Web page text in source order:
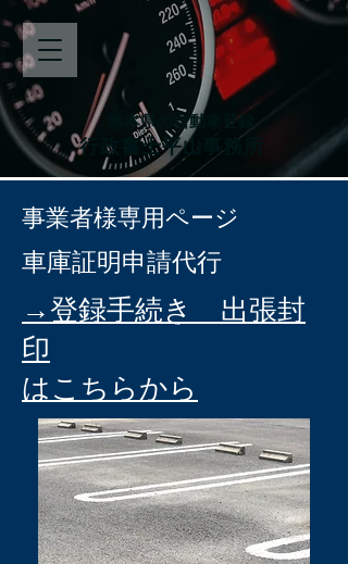
熊本県の自動車登録
行政書士平山事務所
事業者様専用ページ
​車庫証明申請代行
→登録手続き 出張封
印
はこちらから